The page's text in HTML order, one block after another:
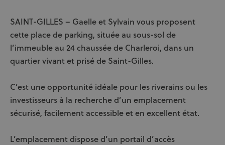
SAINT-GILLES – Gaelle et Sylvain vous proposent
cette place de parking, située au sous-sol de
l’immeuble au 24 chaussée de Charleroi, dans un
quartier vivant et prisé de Saint-Gilles.
C’est une opportunité idéale pour les riverains ou les
investisseurs à la recherche d’un emplacement
sécurisé, facilement accessible et en excellent état.
L’emplacement dispose d’un portail d’accès